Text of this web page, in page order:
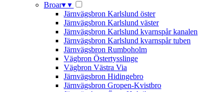
Broar▾ ▾
Järnvägsbron Karlslund öster
Järnvägsbron Karlslund väster
Järnvägsbron Karlslund kvarnspår kanalen
Järnvägsbron Karlslund kvarnspår tuben
Järnvägsbron Rumboholm
Vägbron Östertysslinge
Vägbron Västra Via
Järnvägsbron Hidingebro
Järnvägsbron Gropen-Kvistbro